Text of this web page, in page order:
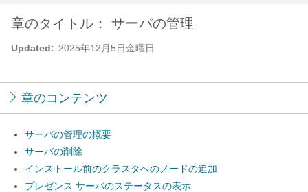
Updated: 2025年12月5日金曜日
章のタイトル： サーバの管理
章のコンテンツ
サーバの管理の概要
サーバの削除
インストール前のクラスタへのノードの追加
プレゼンス サーバのステータスの表示